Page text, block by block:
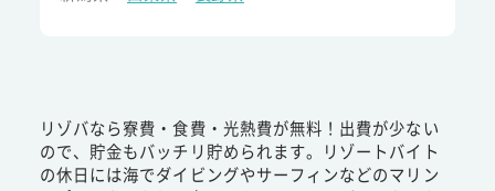
リゾバなら寮費・食費・光熱費が無料！出費が少ない
ので、貯金もバッチリ貯められます。リゾートバイト
の休日には海でダイビングやサーフィンなどのマリン